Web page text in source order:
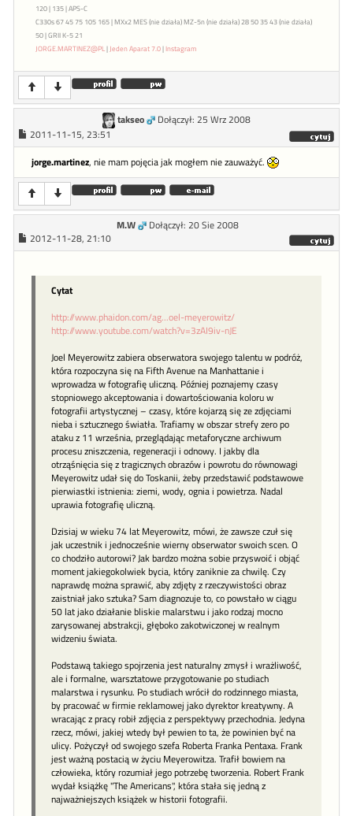
120 | 135 | APS-C
C330s 67 45 75 105 165 | MXx2 MES (nie działa) MZ-5n (nie działa) 28 50 35 43 (nie działa)
50 | GRII K-5 21
JORGE.MARTINEZ@PL| Jeden Aparat 7.0|Instagram
takseo
Dołączył: 25 Wrz 2008
2011-11-15, 23:51
jorge.martinez, nie mam pojęcia jak mogłem nie zauważyć.
M.W
Dołączył: 20 Sie 2008
2012-11-28, 21:10
Cytat
http://www.phaidon.com/ag...oel-meyerowitz/
http://www.youtube.com/watch?v=3zAI9iv-nJE
Joel Meyerowitz zabiera obserwatora swojego talentu w podróż,
która rozpoczyna się na Fifth Avenue na Manhattanie i
wprowadza w fotografię uliczną. Później poznajemy czasy
stopniowego akceptowania i dowartościowania koloru w
fotografii artystycznej – czasy, które kojarzą się ze zdjęciami
nieba i sztucznego światła. Trafiamy w obszar strefy zero po
ataku z 11 września, przeglądając metaforyczne archiwum
procesu zniszczenia, regeneracji i odnowy. I jakby dla
otrząśnięcia się z tragicznych obrazów i powrotu do równowagi
Meyerowitz udał się do Toskanii, żeby przedstawić podstawowe
pierwiastki istnienia: ziemi, wody, ognia i powietrza. Nadal
uprawia fotografię uliczną.
Dzisiaj w wieku 74 lat Meyerowitz, mówi, że zawsze czuł się
jak uczestnik i jednocześnie wierny obserwator swoich scen. O
co chodziło autorowi? Jak bardzo można sobie przyswoić i objąć
moment jakiegokolwiek bycia, który zaniknie za chwilę. Czy
naprawdę można sprawić, aby zdjęty z rzeczywistości obraz
zaistniał jako sztuka? Sam diagnozuje to, co powstało w ciągu
50 lat jako działanie bliskie malarstwu i jako rodzaj mocno
zarysowanej abstrakcji, głęboko zakotwiczonej w realnym
widzeniu świata.
Podstawą takiego spojrzenia jest naturalny zmysł i wrażliwość,
ale i formalne, warsztatowe przygotowanie po studiach
malarstwa i rysunku. Po studiach wrócił do rodzinnego miasta,
by pracować w firmie reklamowej jako dyrektor kreatywny. A
wracając z pracy robił zdjęcia z perspektywy przechodnia. Jedyna
rzecz, mówi, jakiej wtedy był pewien to ta, że powinien być na
ulicy. Pożyczył od swojego szefa Roberta Franka Pentaxa. Frank
jest ważną postacią w życiu Meyerowitza. Trafił bowiem na
człowieka, który rozumiał jego potrzebę tworzenia. Robert Frank
wydał książkę "The Americans", która stała się jedną z
najważniejszych książek w historii fotografii.